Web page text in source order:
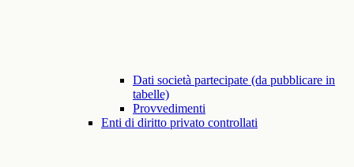
Dati società partecipate (da pubblicare in
tabelle)
Provvedimenti
Enti di diritto privato controllati